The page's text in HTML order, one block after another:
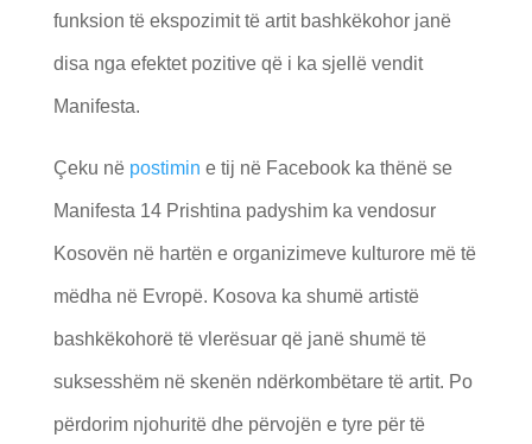
funksion të ekspozimit të artit bashkëkohor janë
disa nga efektet pozitive që i ka sjellë vendit
Manifesta.
Çeku në postimin e tij në Facebook ka thënë se
Manifesta 14 Prishtina padyshim ka vendosur
Kosovën në hartën e organizimeve kulturore më të
mëdha në Evropë. Kosova ka shumë artistë
bashkëkohorë të vlerësuar që janë shumë të
suksesshëm në skenën ndërkombëtare të artit. Po
përdorim njohuritë dhe përvojën e tyre për të